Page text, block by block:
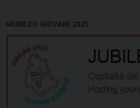
GIUBILEO GIOVANI 2025